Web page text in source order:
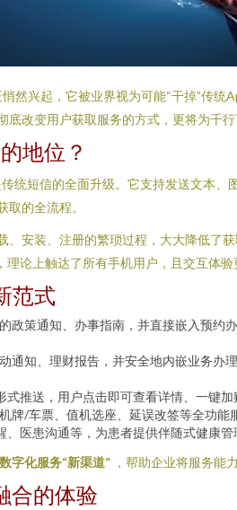
然兴起，它被业界视为可能“干掉”传
改变用户获取服务的方式，更将为千
地位？
统短信的全面升级。它支持发送文本
的全流程。
、安装、注册的繁琐过程，大大降低了
论上触达了所有手机用户，且交互体验
范式
政策通知、办事指南，并直接嵌入预
通知、理财报告，并安全地内嵌业务
推送，用户点击即可查看详情、一键
牌/车票、值机选座、延误改签等全功
医患沟通等，为患者提供伴随式健康管
字化服务“新渠道” ，帮助企业将服务能
合的体验